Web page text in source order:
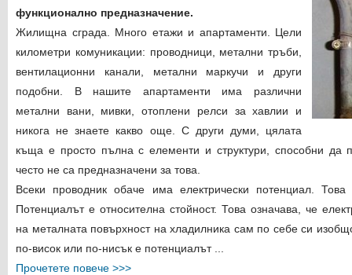
функционално предназначение.
Жилищна сграда. Много етажи и апартаменти. Цели
километри комуникации: проводници, метални тръби,
вентилационни канали, метални маркучи и други
подобни. В нашите апартаменти има различни
метални вани, мивки, отоплени релси за хавлии и
никога не знаете какво още. С други думи, цялата
къща е просто пълна с елементи и структури, способни да
често не са предназначени за това.
Всеки проводник обаче има електрически потенциал.
Потенциалът е относителна стойност. Това означава, че
на металната повърхност на хладилника сам по себе си
по-висок или по-нисък е потенциалът ...
Прочетете повече >>>